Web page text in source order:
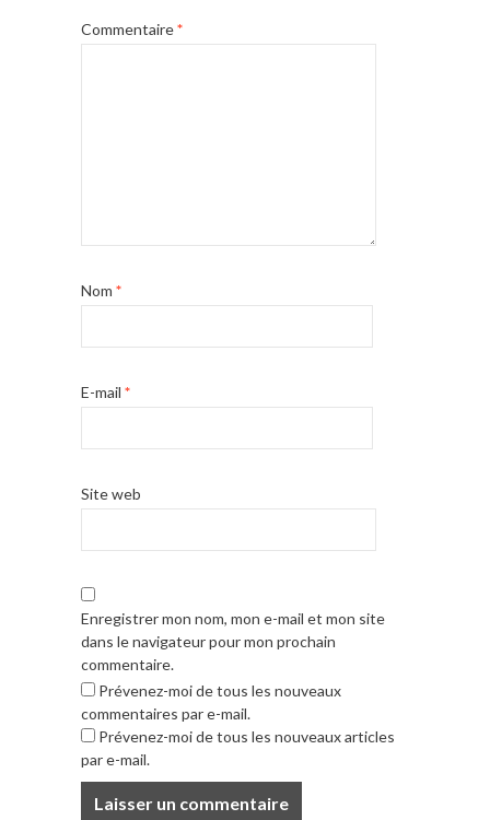
Commentaire*
Nom *
E-mail *
Site web
Enregistrer mon nom, mon e-mail et mon site
dans le navigateur pour mon prochain
commentaire.
Prévenez-moi de tous les nouveaux
commentaires par e-mail.
Prévenez-moi de tous les nouveaux articles
par e-mail.